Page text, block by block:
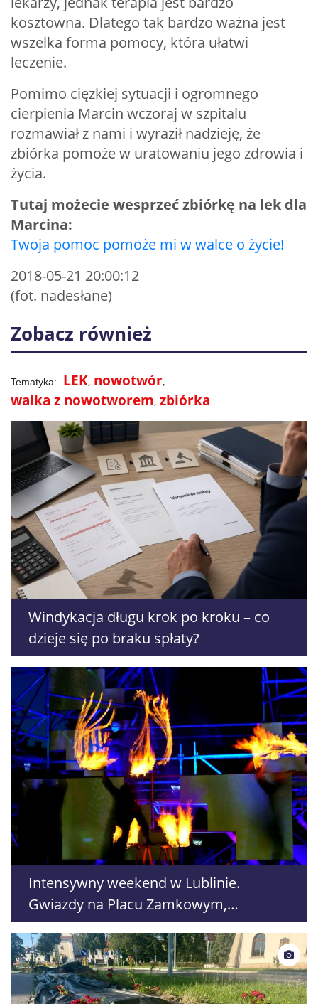
kosztowna. Dlatego tak bardzo ważna jest
wszelka forma pomocy, która ułatwi
leczenie.
Pomimo cięzkiej sytuacji i ogromnego
cierpienia Marcin wczoraj w szpitalu
rozmawiał z nami i wyraził nadzieję, że
zbiórka pomoże w uratowaniu jego zdrowia i
życia.
Tutaj możecie wesprzeć zbiórkę na lek dla
Marcina:
Twoja pomoc pomoże mi w walce o życie!
2018-05-21 20:00:12
(fot. nadesłane)
Zobacz również
LEK nowotwór
walka z nowotworem zbiórka
Windykacja długu krok po kroku – co
dzieje się po braku spłaty?
Intensywny weekend w Lublinie.
Gwiazdy na Placu Zamkowym,
Sztukmistrze i 709. urodziny miasta